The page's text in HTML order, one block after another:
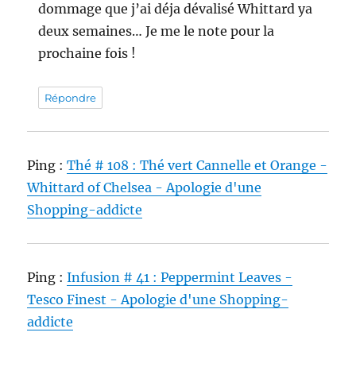
dommage que j’ai déja dévalisé Whittard ya
deux semaines… Je me le note pour la
prochaine fois !
Répondre
Ping :Thé # 108 : Thé vert Cannelle et Orange -
Whittard of Chelsea - Apologie d'une
Shopping-addicte
Ping :Infusion # 41 : Peppermint Leaves -
Tesco Finest - Apologie d'une Shopping-
addicte